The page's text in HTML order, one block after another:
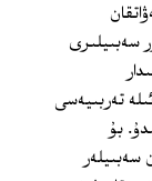
سەبىيلىرى
تەربىيەسى
بۇ